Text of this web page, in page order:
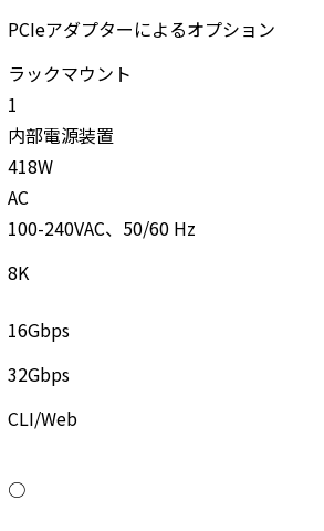
PCIeアダプターによるオプション
ラックマウント
1
内部電源装置
418W
AC
100-240VAC、50/60 Hz
8K
16Gbps
32Gbps
CLI/Web
○